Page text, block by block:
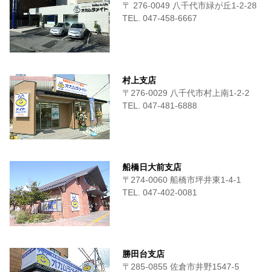
〒 276-0049 八千代市緑が丘1-2-28
TEL. 047-458-6667
村上支店
〒276-0029 八千代市村上南1-2-2
TEL. 047-481-6888
船橋日大前支店
〒274-0060 船橋市坪井東1-4-1
TEL. 047-402-0081
勝田台支店
〒285-0855 佐倉市井野1547-5